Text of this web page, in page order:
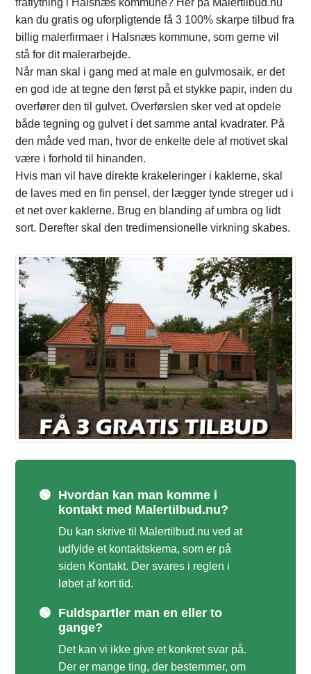
fraflytning i Halsnæs kommune? Her på Malertilbud.nu
kan du gratis og uforpligtende få 3 100% skarpe tilbud fra
billig malerfirmaer i Halsnæs kommune, som gerne vil
stå for dit malerarbejde.
Når man skal i gang med at male en gulvmosaik, er det
en god ide at tegne den først på et stykke papir, inden du
overfører den til gulvet. Overførslen sker ved at opdele
både tegning og gulvet i det samme antal kvadrater. På
den måde ved man, hvor de enkelte dele af motivet skal
være i forhold til hinanden.
Hvis man vil have direkte krakeleringer i kaklerne, skal
de laves med en fin pensel, der lægger tynde streger ud i
et net over kaklerne. Brug en blanding af umbra og lidt
sort. Derefter skal den tredimensionelle virkning skabes.
🟢 Hvordan kan man komme i
kontakt med Malertilbud.nu?
Du kan skrive til Malertilbud.nu ved at
udfylde et kontaktskema, som er på
siden Kontakt. Der svares i reglen i
løbet af kort tid.
🟢 Fuldspartler man en eller to
gange?
Det kan vi ikke give et konkret svar på.
Der er mange ting, der bestemmer, om